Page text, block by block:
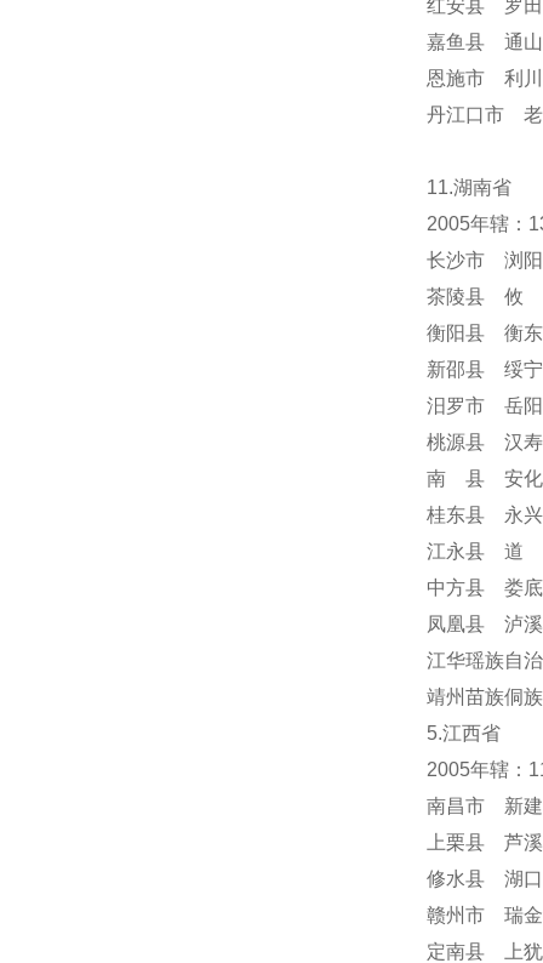
红安县 罗
嘉鱼县 通
恩施市 利
丹江口市
11.湖南省
2005年辖：
长沙市 浏
茶陵县 攸
衡阳县 衡
新邵县 绥
汨罗市 岳
桃源县 汉
南 县 安化
桂东县 永
江永县 道
中方县 娄
凤凰县 泸
江华瑶族自
靖州苗族侗
5.江西省
2005年辖：
南昌市 新
上栗县 芦
修水县 湖
赣州市 瑞
定南县 上